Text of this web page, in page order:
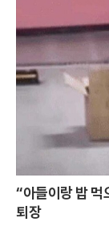
“아들이랑 밥 먹
퇴장